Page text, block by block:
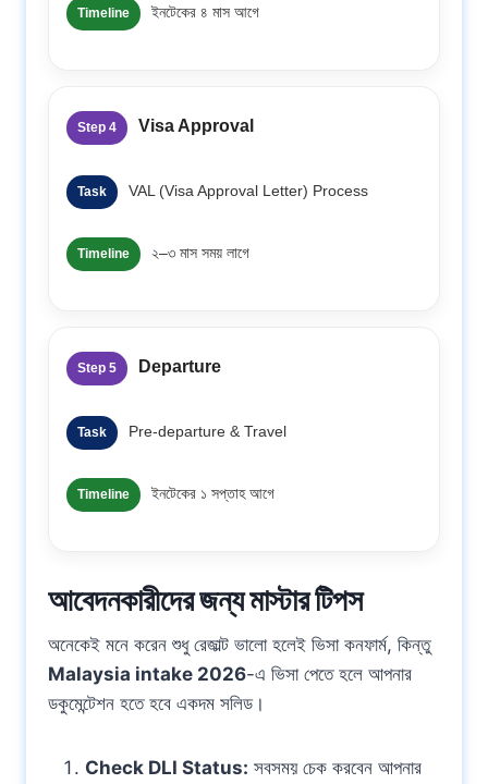
Timeline ইনটেকের ৪ মাস আগে
Step 4 Visa Approval
Task VAL (Visa Approval Letter) Process
Timeline ২–৩ মাস সময় লাগে
Step 5 Departure
Task Pre-departure & Travel
Timeline ইনটেকের ১ সপ্তাহ আগে
আবেদনকারীদের জন্য মাস্টার টিপস
অনেকেই মনে করেন শুধু রেজাল্ট ভালো হলেই ভিসা কনফার্ম, কিন্তু
Malaysia intake 2026-এ ভিসা পেতে হলে আপনার
ডকুমেন্টেশন হতে হবে একদম সলিড।
Check DLI Status: সবসময় চেক করবেন আপনার